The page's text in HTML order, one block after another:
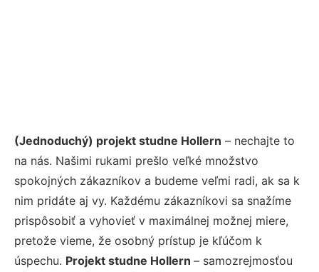
(Jednoduchý) projekt studne Hollern – nechajte to
na nás. Našimi rukami prešlo veľké množstvo
spokojných zákazníkov a budeme veľmi radi, ak sa k
nim pridáte aj vy. Každému zákazníkovi sa snažíme
prispôsobiť a vyhovieť v maximálnej možnej miere,
pretože vieme, že osobný prístup je kľúčom k
úspechu. Projekt studne Hollern – samozrejmosťou